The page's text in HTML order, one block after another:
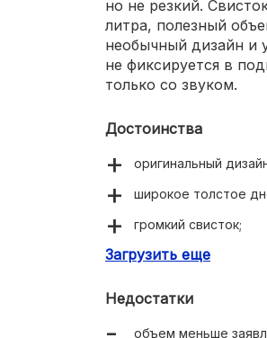
но не резкий.
литра, полезный
необычный дизайн и
не фиксируется в
только со звуком.
Достоинства
оригинальный
широкое толстое
громкий свисток;
ручка не нагревается;
Загрузить еще
Недостатки
объем меньше